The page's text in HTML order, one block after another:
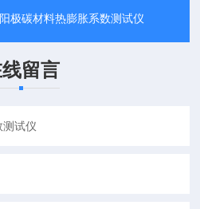
极碳材料热膨胀系数测试仪
留言